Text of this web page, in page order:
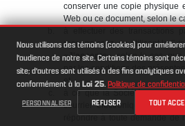
conserver une copie physique
Web ou ce document, selon le
reconnaissez, en utilisant le
«J'accepte», selon le cas, que
par les conditions des présentes
et
à ce que la Société vous
courrier électronique ou par
répondre à toute demande de
Nous utilisons des témoins (cookies) pour
l'audience de notre site. Certains témoins sont
site; d'autres sont utilisés à des fins analytiques
conformément à laLoi 25.Politique de
PERSONNALISER REFUSER TOUT